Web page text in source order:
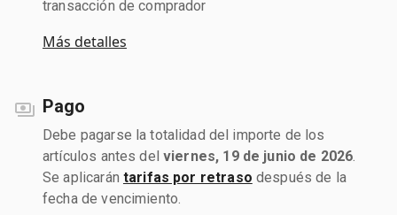
transacción de comprador
Más detalles
Pago
Debe pagarse la totalidad del importe de los
artículos antes del viernes, 19 de junio de 2026
Se aplicarán tarifas por retraso después de la
fecha de vencimiento.